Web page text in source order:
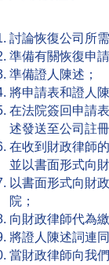
討論恢復公司所
準備有關恢復申
準備證人陳述；
將申請表和證人
在法院簽回申請
述發送至公司註
在收到財政律師
並以書面形式向
以書面形式向財
院；
向財政律師代為
將證人陳述詞連
當財政律師向我